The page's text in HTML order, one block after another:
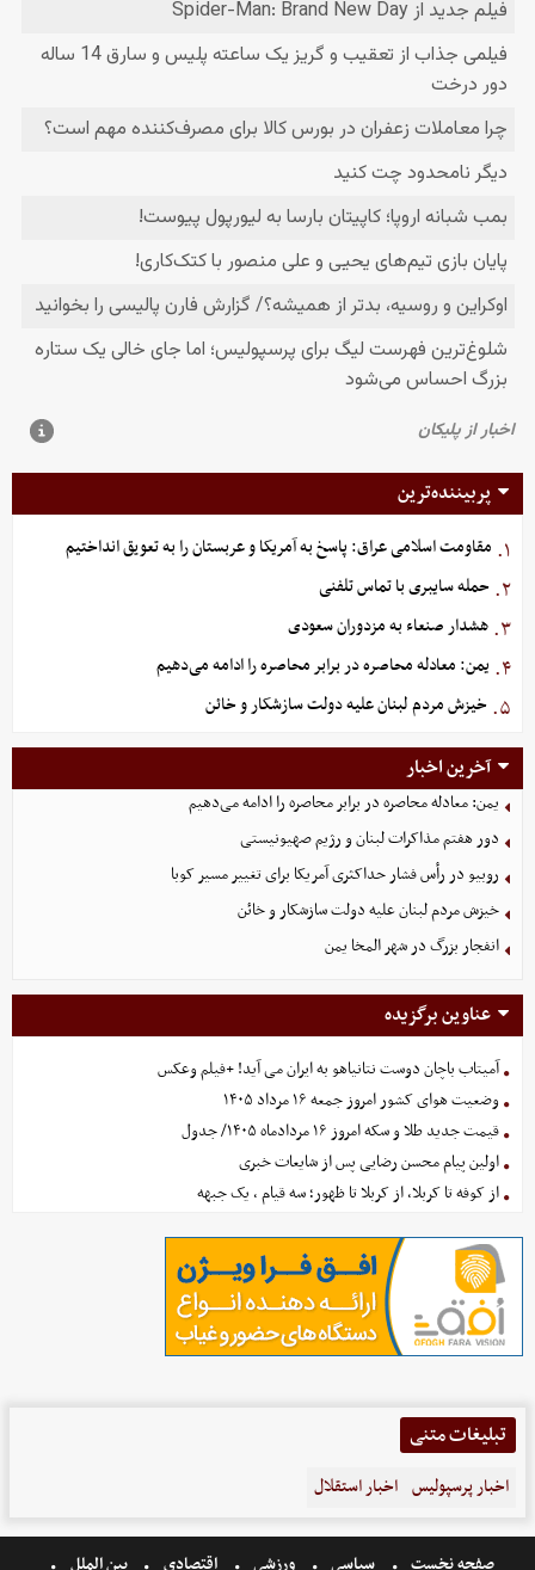
پربیننده‌ترین
۱. مقاومت اسلامی عراق: پاسخ به آمریکا و عربستان را به تعویق انداختیم
۲. حمله سایبری با تماس تلفنی
۳. هشدار صنعاء به مزدوران سعودی
۴. یمن: معادله محاصره در برابر محاصره را ادامه می‌دهیم
۵. خیزش مردم لبنان علیه دولت سازشکار و خائن
آخرین اخبار
یمن: معادله محاصره در برابر محاصره را ادامه می‌دهیم
دور هفتم مذاکرات لبنان و رژیم صهیونیستی
روبیو در رأس فشار حداکثری آمریکا برای تغییر مسیر کوبا
خیزش مردم لبنان علیه دولت سازشکار و خائن
انفجار بزرگ در شهر المخا یمن
عناوین برگزیده
آمیتاب باچان دوست نتانیاهو به ایران می آید! +فیلم وعکس
وضعیت هوای کشور امروز جمعه ۱۶ مرداد ۱۴۰۵
قیمت جدید طلا و سکه امروز ۱۶ مردادماه ۱۴۰۵/ جدول
اولین پیام محسن رضایی پس از شایعات خبری
از کوفه تا کربلا، از کربلا تا ظهور؛ سه قیام ، یک جبهه
تبلیغات متنی
اخبار پرسپولیس اخبار استقلال